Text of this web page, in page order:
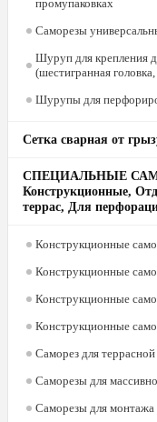
промупаковках
Саморезы
Шуруп для крепления
(шестигранная
Шурупы для
Сетка сварная от
СПЕЦИАЛЬНЫЕ
Конструкционные,
террас, Для
Конструкционные
Конструкционные
Конструкционные
Конструкционные
Саморез для
Саморезы для
Саморезы для монтажа